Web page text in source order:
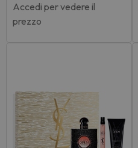
Accedi per vedere il
prezzo